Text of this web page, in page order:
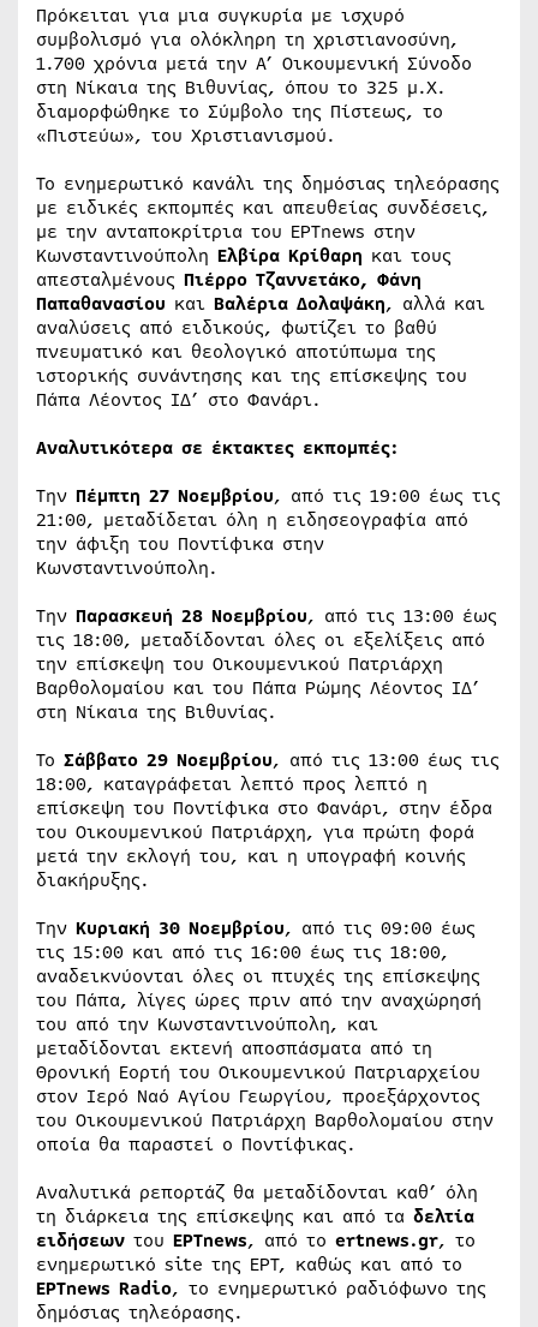
Πρόκειται για μια συγκυρία με ισχυρό
συμβολισμό για ολόκληρη τη χριστιανοσύνη,
1.700 χρόνια μετά την Α’ Οικουμενική Σύνοδο
στη Νίκαια της Βιθυνίας, όπου το 325 μ.Χ.
διαμορφώθηκε το Σύμβολο της Πίστεως, το
«Πιστεύω», του Χριστιανισμού.
Το ενημερωτικό κανάλι της δημόσιας τηλεόρασης
με ειδικές εκπομπές και απευθείας συνδέσεις,
με την ανταποκρίτρια του ΕΡΤnews στην
Κωνσταντινούπολη Ελβίρα Κρίθαρη και τους
απεσταλμένους Πιέρρο Τζαννετάκο, Φάνη
Παπαθανασίου και Βαλέρια Δολαψάκη, αλλά και
αναλύσεις από ειδικούς, φωτίζει το βαθύ
πνευματικό και θεολογικό αποτύπωμα της
ιστορικής συνάντησης και της επίσκεψης του
Πάπα Λέοντος ΙΔ’ στο Φανάρι.
Αναλυτικότερα σε έκτακτες εκπομπές:
Την Πέμπτη 27 Νοεμβρίου, από τις 19:00 έως τις
21:00, μεταδίδεται όλη η ειδησεογραφία από
την άφιξη του Ποντίφικα στην
Κωνσταντινούπολη.
Την Παρασκευή 28 Νοεμβρίου, από τις 13:00 έως
τις 18:00, μεταδίδονται όλες οι εξελίξεις από
την επίσκεψη του Οικουμενικού Πατριάρχη
Βαρθολομαίου και του Πάπα Ρώμης Λέοντος ΙΔ’
στη Νίκαια της Βιθυνίας.
Το Σάββατο 29 Νοεμβρίου, από τις 13:00 έως τις
18:00, καταγράφεται λεπτό προς λεπτό η
επίσκεψη του Ποντίφικα στο Φανάρι, στην έδρα
του Οικουμενικού Πατριάρχη, για πρώτη φορά
μετά την εκλογή του, και η υπογραφή κοινής
διακήρυξης.
Την Κυριακή 30 Νοεμβρίου, από τις 09:00 έως
τις 15:00 και από τις 16:00 έως τις 18:00,
αναδεικνύονται όλες οι πτυχές της επίσκεψης
του Πάπα, λίγες ώρες πριν από την αναχώρησή
του από την Κωνσταντινούπολη, και
μεταδίδονται εκτενή αποσπάσματα από τη
Θρονική Εορτή του Οικουμενικού Πατριαρχείου
στον Ιερό Ναό Αγίου Γεωργίου, προεξάρχοντος
του Οικουμενικού Πατριάρχη Βαρθολομαίου στην
οποία θα παραστεί ο Ποντίφικας.
Αναλυτικά ρεπορτάζ θα μεταδίδονται καθ’ όλη
τη διάρκεια της επίσκεψης και από τα δελτία
ειδήσεων του ΕΡΤnews, από το ertnews.gr, το
ενημερωτικό site της ΕΡΤ, καθώς και από το
ΕΡΤnews Radio, το ενημερωτικό ραδιόφωνο της
δημόσιας τηλεόρασης.